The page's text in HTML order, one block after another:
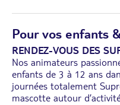
Pour vos enfants
RENDEZ-VOUS DES
Nos animateurs
enfants de 3 à 12 ans
journées totalement
mascotte autour